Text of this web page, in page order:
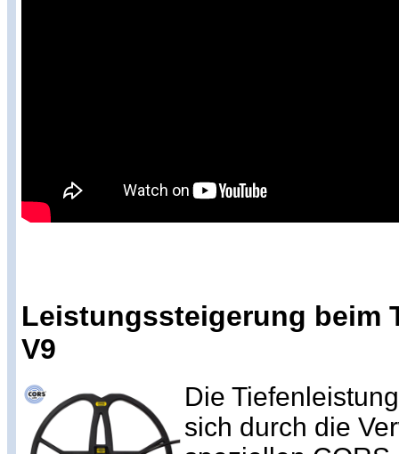
Leistungssteigerung beim
V9
Die
sich durch die